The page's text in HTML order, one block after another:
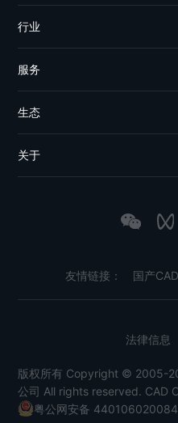
行业
服务
生态
关于
友情链接： 国产CAD
版权所有 Copyright © 2005-
公司 All rights reserved. CAD
粤公网安备
法律信息